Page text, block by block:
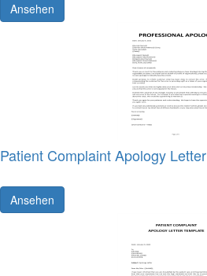
Ansehen
Patient Complaint Apology Letter
Ansehen